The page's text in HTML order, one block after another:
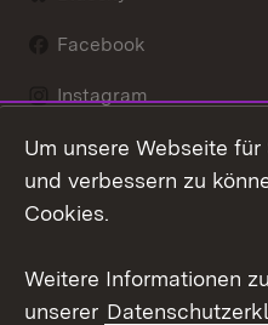
Facebook
Instagram
LinkedIn
Um unsere Webseite
und verbessern zu
Cookies.
Weitere Informationen
unserer